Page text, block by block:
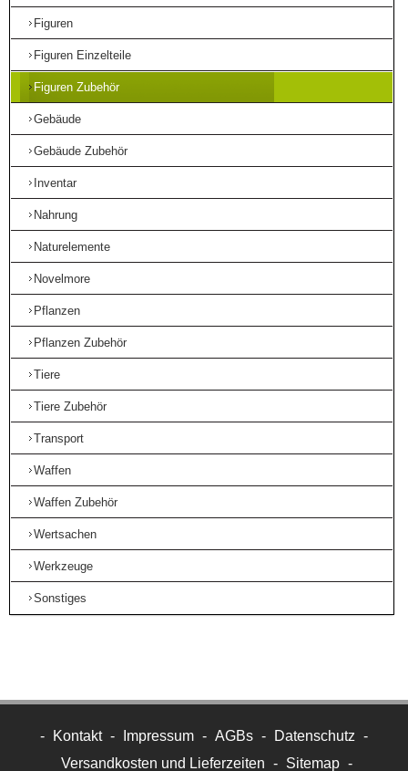
Figuren
Figuren Einzelteile
Figuren Zubehör
Gebäude
Gebäude Zubehör
Inventar
Nahrung
Naturelemente
Novelmore
Pflanzen
Pflanzen Zubehör
Tiere
Tiere Zubehör
Transport
Waffen
Waffen Zubehör
Wertsachen
Werkzeuge
Sonstiges
- Kontakt - Impressum - AGBs - Datenschutz -
Versandkosten und Lieferzeiten - Sitemap -